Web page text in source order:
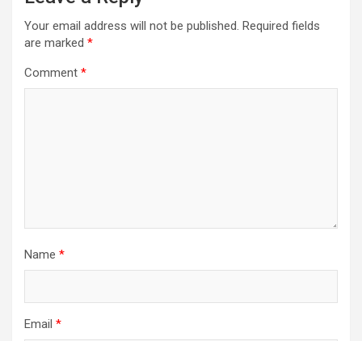
Your email address will not be published. Required fields
are marked *
Comment *
Name *
Email *